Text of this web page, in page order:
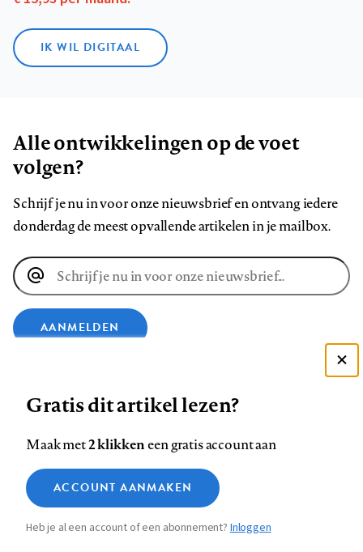
IK WIL DIGITAAL
Alle ontwikkelingen op de voet
volgen?
Schrijf je nu in voor onze nieuwsbrief en ontvang iedere
donderdag de meest opvallende artikelen in je mailbox.
E-
mailadres
AANMELDEN
op
Facebook
op
LinkedIn
op
Bluesky
ons
op
InstagramYouTube
Footer
Contact Colofon Disclaimer Privacy
Medische vragen verdienen
betrouwbare antwoorden
Zie onze cookie policy
Analytische cookies
Marketing cookies
Gratis dit artikel lezen?
Maak met2 klikkeneen gratis account aan
ACCOUNT AANMAKEN
Heb je al een account of een abonnement?Inloggen